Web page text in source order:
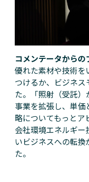
コメンテータからの
優れた素材や技術を
つけるか、ビジネス
た。「 照射（受託）
事業を拡張し、単
略についてもっとア
会社環境エネルギー
いビジネスへの転換
た。